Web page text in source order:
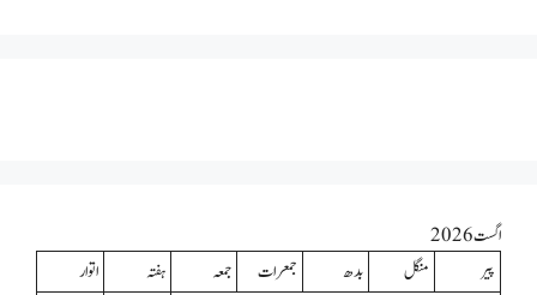
اگست 2026
پیر
منگل بدھ جمعرات جمعہ ہفتہ
اتوار